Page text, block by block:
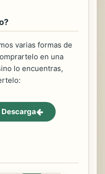
varias formas de
en una
lo encuentras,